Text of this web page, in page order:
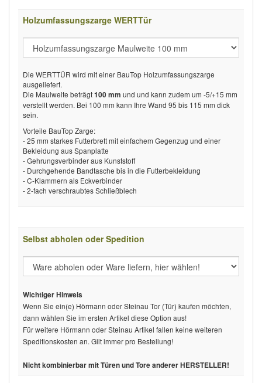
Holzumfassungszarge WERTTür
Die WERTTÜR wird mit einer BauTop Holzumfassungszarge
ausgeliefert.
Die Maulweite beträgt100 mm und und kann zudem um -5/+15 mm
verstellt werden. Bei 100 mm kann Ihre Wand 95 bis 115 mm dick
sein.
Vorteile BauTop Zarge:
- 25 mm starkes Futterbrett mit einfachem Gegenzug und einer
Bekleidung aus Spanplatte
- Gehrungsverbinder aus Kunststoff
- Durchgehende Bandtasche bis in die Futterbekleidung
- C-Klammern als Eckverbinder
- 2-fach verschraubtes Schließblech
Selbst abholen oder Spedition
Wichtiger Hinweis
Wenn Sie ein(e) Hörmann oder Steinau Tor (Tür) kaufen möchten,
dann wählen Sie im ersten Artikel diese Option aus!
Für weitere Hörmann oder Steinau Artikel fallen keine weiteren
Speditionskosten an. Gilt immer pro Bestellung!
Nicht kombinierbar mit Türen und Tore anderer HERSTELLER!